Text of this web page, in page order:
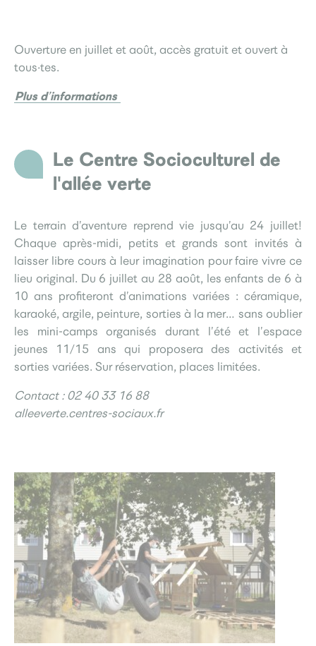
Ouverture en juillet et août, accès gratuit et ouvert à
tous·tes.
Plus d’informations
Le Centre Socioculturel de
l'allée verte
Le terrain d’aventure reprend vie jusqu’au 24 juillet!
Chaque après-midi, petits et grands sont invités à
laisser libre cours à leur imagination pour faire vivre ce
lieu original. Du 6 juillet au 28 août, les enfants de 6 à
10 ans profiteront d’animations variées : céramique,
karaoké, argile, peinture, sorties à la mer… sans oublier
les mini-camps organisés durant l’été et l’espace
jeunes 11/15 ans qui proposera des activités et
sorties variées. Sur réservation, places limitées.
Contact : 02 40 33 16 88
alleeverte.centres-sociaux.fr